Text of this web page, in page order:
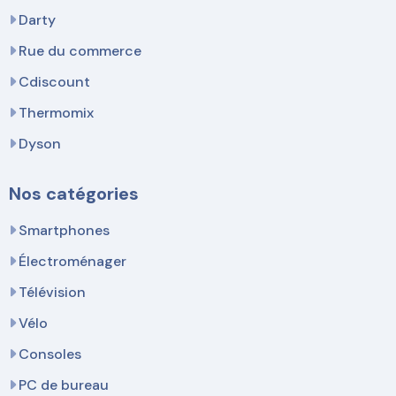
Darty
Rue du commerce
Cdiscount
Thermomix
Dyson
Nos catégories
Smartphones
Électroménager
Télévision
Vélo
Consoles
PC de bureau